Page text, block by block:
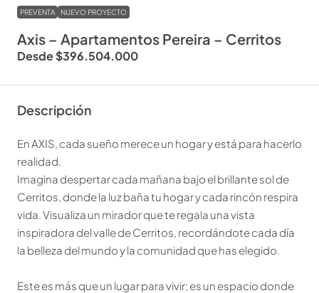
PREVENTA NUEVO PROYECTO
Axis – Apartamentos Pereira – Cerritos
Desde$396.504.000
Descripción
En AXIS, cada sueño merece un hogar y está para hacerlo
realidad.
Imagina despertar cada mañana bajo el brillante sol de
Cerritos, donde la luz baña tu hogar y cada rincón respira
vida. Visualiza un mirador que te regala una vista
inspiradora del valle de Cerritos, recordándote cada día
la belleza del mundo y la comunidad que has elegido.
Este es más que un lugar para vivir; es un espacio donde